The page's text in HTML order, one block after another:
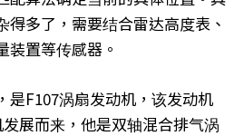
得多了，需要结合雷达高度表、
装置等传感器。
是F107涡扇发动机，该发动机
展而来，他是双轴混合排气涡